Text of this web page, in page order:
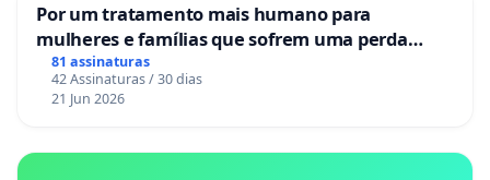
Por um tratamento mais humano para
mulheres e famílias que sofrem uma perda
gestacional nos hospitais portugueses
81 assinaturas
42 Assinaturas / 30 dias
21 Jun 2026